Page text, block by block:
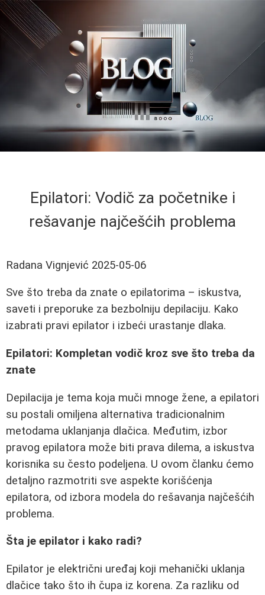
Epilatori: Vodič za početnike i
rešavanje najčešćih problema
Radana Vignjević 2025-05-06
Sve što treba da znate o epilatorima – iskustva,
saveti i preporuke za bezbolniju depilaciju. Kako
izabrati pravi epilator i izbeći urastanje dlaka.
Epilatori: Kompletan vodič kroz sve što treba da
znate
Depilacija je tema koja muči mnoge žene, a epilatori
su postali omiljena alternativa tradicionalnim
metodama uklanjanja dlačica. Međutim, izbor
pravog epilatora može biti prava dilema, a iskustva
korisnika su često podeljena. U ovom članku ćemo
detaljno razmotriti sve aspekte korišćenja
epilatora, od izbora modela do rešavanja najčešćih
problema.
Šta je epilator i kako radi?
Epilator je električni uređaj koji mehanički uklanja
dlačice tako što ih čupa iz korena. Za razliku od